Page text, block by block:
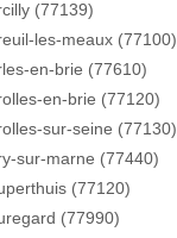
(77139)
les-meaux (77100)
en-brie (77610)
en-brie (77120)
sur-seine (77130)
sur-marne (77440)
(77120)
(77990)